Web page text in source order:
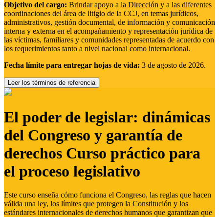
Objetivo del cargo: Brindar apoyo a la Dirección y a las diferentes
coordinaciones del área de litigio de la CCJ, en temas jurídicos,
administrativos, gestión documental, de información y comunicación
interna y externa en el acompañamiento y representación jurídica de
las víctimas, familiares y comunidades representadas de acuerdo con
los requerimientos tanto a nivel nacional como internacional.
Fecha límite para entregar hojas de vida: 3 de agosto de 2026.
Leer los términos de referencia
El poder de legislar: dinámicas
del Congreso y garantía de
derechos Curso práctico para
el proceso legislativo
Este curso enseña cómo funciona el Congreso, las reglas que hacen
válida una ley, los límites que protegen la Constitución y los
estándares internacionales de derechos humanos que garantizan que